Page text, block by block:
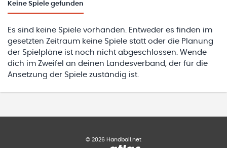
Keine Spiele gefunden
Es sind keine Spiele vorhanden. Entweder es finden im
gesetzten Zeitraum keine Spiele statt oder die Planung
der Spielpläne ist noch nicht abgeschlossen. Wende
dich im Zweifel an deinen Landesverband, der für die
Ansetzung der Spiele zuständig ist.
© 2026 Handball.net